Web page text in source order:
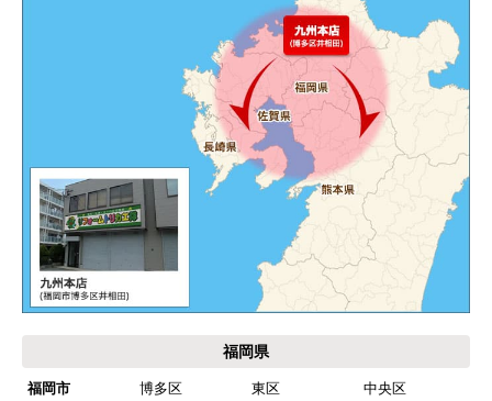
福岡県
福岡市 博多区 東区
中央区